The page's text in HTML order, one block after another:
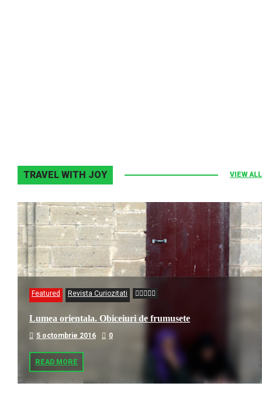
TRAVEL WITH JOY VIEW ALL
Featured Revista Curiozitati
Lumea orientala. Obiceiuri de frumusete
5 octombrie 2016 0
READ MORE